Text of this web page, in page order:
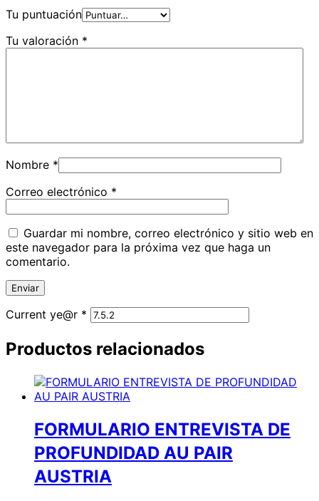
Tu puntuación
Tu valoración *
Nombre *
Correo electrónico *
Guardar mi nombre, correo electrónico y sitio web en
este navegador para la próxima vez que haga un
comentario.
Current ye@r *
Productos relacionados
FORMULARIO ENTREVISTA DE
PROFUNDIDAD AU PAIR
AUSTRIA